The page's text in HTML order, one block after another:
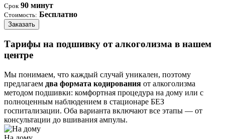
Срок 90 минут
Стоимость: Бесплатно
Заказать
Тарифы на подшивку от алкоголизма в нашем
центре
Мы понимаем, что каждый случай уникален, поэтому
предлагаем два формата кодирования от алкоголизма
методом подшивки: комфортная процедура на дому или с
полноценным наблюдением в стационаре БЕЗ
госпитализации. Оба варианта включают все этапы — от
консультации до вшивания ампулы.